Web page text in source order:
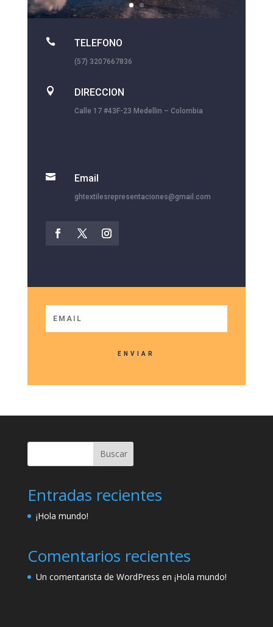
 TELEFONO
(57) 3207667836
 DIRECCION
Calle 17 #43F-23 Medellin – Colombia
 Email
ghtextilesrepresentaciones@gmail.com
ENVIAR
Buscar
Entradas recientes
¡Hola mundo!
Comentarios recientes
Un comentarista de WordPress en ¡Hola mundo!